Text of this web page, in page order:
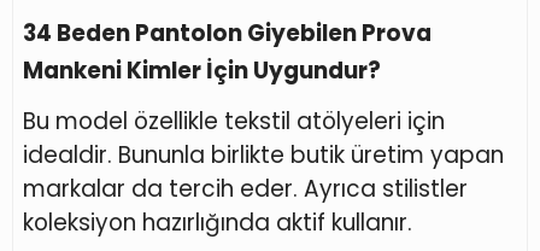
34 Beden Pantolon Giyebilen Prova
Mankeni Kimler İçin Uygundur?
Bu model özellikle tekstil atölyeleri için
idealdir. Bununla birlikte butik üretim yapan
markalar da tercih eder. Ayrıca stilistler
koleksiyon hazırlığında aktif kullanır.